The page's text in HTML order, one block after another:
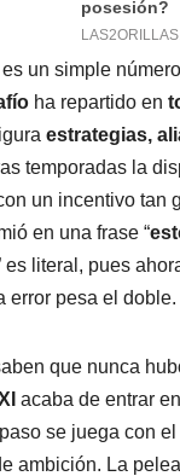
un simple
ha repartido en
estrategias,
temporadas la
un incentivo tan
en una frase “
es literal, pues
error pesa el doble.
que nunca
acaba de entrar
se juega con
ambición. La